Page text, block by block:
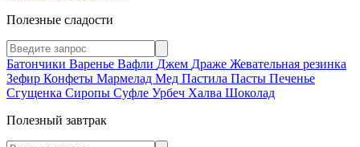
Полезные сладости
Батончики Варенье Вафли Джем Драже Жевательная резинка
Зефир Конфеты Мармелад Мед Пастила Пасты Печенье
Сгущенка Сиропы Суфле Урбеч Халва Шоколад
Полезный завтрак